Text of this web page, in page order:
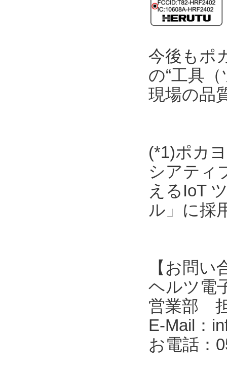
今後もポ
の“工具
現場の品
(*1)ポカ
シアティ
えるIoT
ル」に採
【お問い
ヘルツ電
営業部
E-Mail：
お電話：